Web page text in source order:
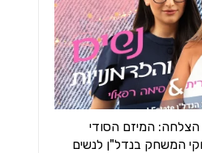
הצלחה: המיזם הסודי
המשחק בנדל"ן לנשים